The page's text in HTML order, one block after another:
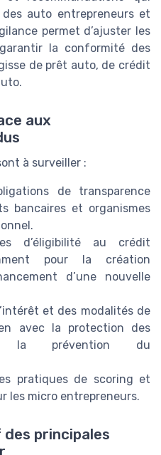
auto entrepreneurs et
permet d’ajuster les
la conformité des
de prêt auto, de crédit
aux
à surveiller :
de transparence
bancaires et organismes
d’éligibilité au crédit
pour la création
d’une nouvelle
et des modalités de
avec la protection des
la prévention du
pratiques de scoring et
les micro entrepreneurs.
principales